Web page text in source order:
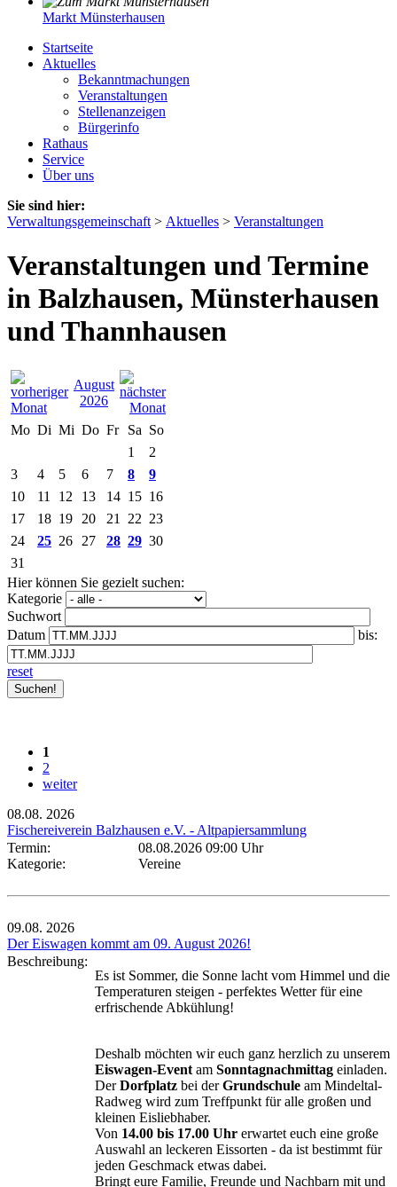
Markt Münsterhausen
Startseite
Aktuelles
Bekanntmachungen
Veranstaltungen
Stellenanzeigen
Bürgerinfo
Rathaus
Service
Über uns
Sie sind hier:
Verwaltungsgemeinschaft > Aktuelles > Veranstaltungen
Veranstaltungen und Termine
in Balzhausen, Münsterhausen
und Thannhausen
August
2026
Mo Di Mi Do Fr Sa So
1
2
3
4 5 6 7 8
9
10
11 12 13 14 15 16
17
18 19 20 21 22 23
24
25 26 27 28 29 30
31
Hier können Sie gezielt suchen:
Kategorie
Suchwort
Datum
bis:
reset
1
2
weiter
08.08. 2026
Fischereiverein Balzhausen e.V. - Altpapiersammlung
Termin:
08.08.2026 09:00 Uhr
Kategorie:
Vereine
09.08. 2026
Der Eiswagen kommt am 09. August 2026!
Beschreibung:
Es ist Sommer, die Sonne lacht vom Himmel und die
Temperaturen steigen - perfektes Wetter für eine
erfrischende Abkühlung!
Deshalb möchten wir euch ganz herzlich zu unserem
Eiswagen-Event am Sonntagnachmittag einladen.
DerDorfplatz bei derGrundschule am Mindeltal-
Radweg wird zum Treffpunkt für alle großen und
kleinen Eisliebhaber.
Von 14.00 bis 17.00 Uhr erwartet euch eine große
Auswahl an leckeren Eissorten - da ist bestimmt für
jeden Geschmack etwas dabei.
Bringt eure Familie, Freunde und Nachbarn mit und